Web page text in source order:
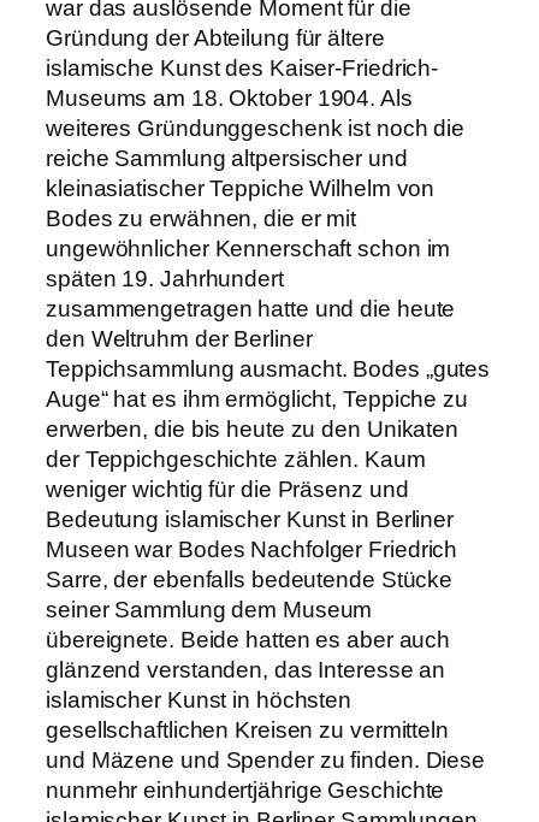
war das auslösende Moment für die
Gründung der Abteilung für ältere
islamische Kunst des Kaiser-Friedrich-
Museums am 18. Oktober 1904. Als
weiteres Gründunggeschenk ist noch die
reiche Sammlung altpersischer und
kleinasiatischer Teppiche Wilhelm von
Bodes zu erwähnen, die er mit
ungewöhnlicher Kennerschaft schon im
späten 19. Jahrhundert
zusammengetragen hatte und die heute
den Weltruhm der Berliner
Teppichsammlung ausmacht. Bodes „gutes
Auge“ hat es ihm ermöglicht, Teppiche zu
erwerben, die bis heute zu den Unikaten
der Teppichgeschichte zählen. Kaum
weniger wichtig für die Präsenz und
Bedeutung islamischer Kunst in Berliner
Museen war Bodes Nachfolger Friedrich
Sarre, der ebenfalls bedeutende Stücke
seiner Sammlung dem Museum
übereignete. Beide hatten es aber auch
glänzend verstanden, das Interesse an
islamischer Kunst in höchsten
gesellschaftlichen Kreisen zu vermitteln
und Mäzene und Spender zu finden. Diese
nunmehr einhundertjährige Geschichte